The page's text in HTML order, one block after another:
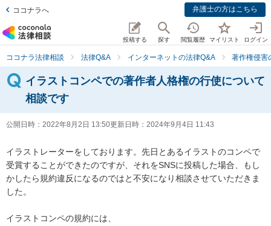
ココナラへ 弁護士の方はこちら
投稿する 探す 閲覧履歴 マイリスト ログイン
ココナラ法律相談 法律Q&A インターネットの法律Q&A 著作権侵害
イラストコンペでの著作者人格権の行使について
相談です
公開日時： 2022年8月2日 13:50更新日時： 2024年9月4日 11:43
イラストレーターをしております。先日とあるイラストのコンペで
受賞することができたのですが、それをSNSに投稿した場合、もし
かしたら規約違反になるのではと不安になり相談させていただきま
した。
イラストコンペの規約には、